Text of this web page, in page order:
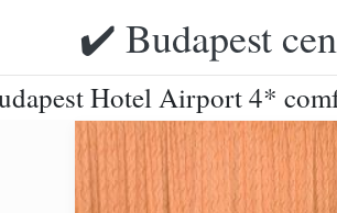
✔️ Budapest
Hotel Airport 4*